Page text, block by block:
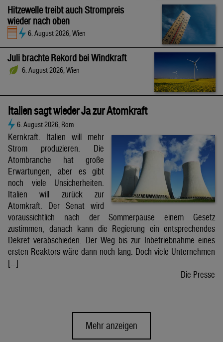
Hitzewelle treibt auch Strompreis
wieder nach oben
6. August 2026, Wien
Juli brachte Rekord bei Windkraft
6. August 2026, Wien
Italien sagt wieder Ja zur Atomkraft
6. August 2026, Rom
Kernkraft. Italien will mehr
Strom produzieren. Die
Atombranche hat große
Erwartungen, aber es gibt
noch viele Unsicherheiten.
Italien will zurück zur
Atomkraft. Der Senat wird
voraussichtlich nach der Sommerpause einem Gesetz
zustimmen, danach kann die Regierung ein entsprechendes
Dekret verabschieden. Der Weg bis zur Inbetriebnahme eines
ersten Reaktors wäre dann noch lang. Doch viele Unternehmen
[…]
Die Presse
Mehr anzeigen